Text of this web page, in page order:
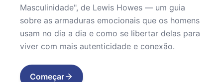
Masculinidade", de Lewis Howes — um guia
sobre as armaduras emocionais que os homens
usam no dia a dia e como se libertar delas para
viver com mais autenticidade e conexão.
Começar